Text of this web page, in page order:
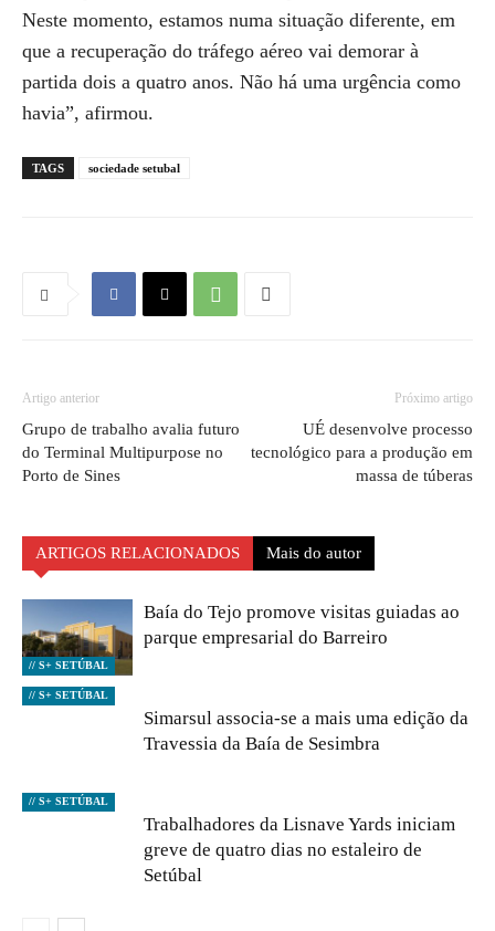
Neste momento, estamos numa situação diferente, em
que a recuperação do tráfego aéreo vai demorar à
partida dois a quatro anos. Não há uma urgência como
havia”, afirmou.
TAGS sociedade setubal
Artigo anterior
Grupo de trabalho avalia futuro
do Terminal Multipurpose no
Porto de Sines
Próximo artigo
UÉ desenvolve processo
tecnológico para a produção em
massa de túberas
ARTIGOS RELACIONADOS Mais do autor
// S+ SETÚBAL
Baía do Tejo promove visitas guiadas ao
parque empresarial do Barreiro
// S+ SETÚBAL
Simarsul associa-se a mais uma edição da
Travessia da Baía de Sesimbra
// S+ SETÚBAL
Trabalhadores da Lisnave Yards iniciam
greve de quatro dias no estaleiro de
Setúbal